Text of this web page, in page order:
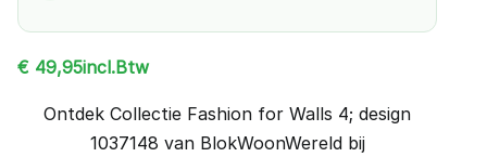
€ 49,95incl.Btw
Ontdek Collectie Fashion for Walls 4; design
1037148 van BlokWoonWereld bij